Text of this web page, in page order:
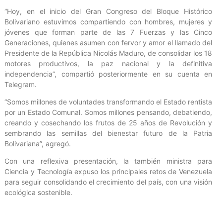
“Hoy, en el inicio del Gran Congreso del Bloque Histórico
Bolivariano estuvimos compartiendo con hombres, mujeres y
jóvenes que forman parte de las 7 Fuerzas y las Cinco
Generaciones, quienes asumen con fervor y amor el llamado del
Presidente de la República Nicolás Maduro, de consolidar los 18
motores productivos, la paz nacional y la definitiva
independencia”, compartió posteriormente en su cuenta en
Telegram.
“Somos millones de voluntades transformando el Estado rentista
por un Estado Comunal. Somos millones pensando, debatiendo,
creando y cosechando los frutos de 25 años de Revolución y
sembrando las semillas del bienestar futuro de la Patria
Bolivariana”, agregó.
Con una reflexiva presentación, la también ministra para
Ciencia y Tecnología expuso los principales retos de Venezuela
para seguir consolidando el crecimiento del país, con una visión
ecológica sostenible.